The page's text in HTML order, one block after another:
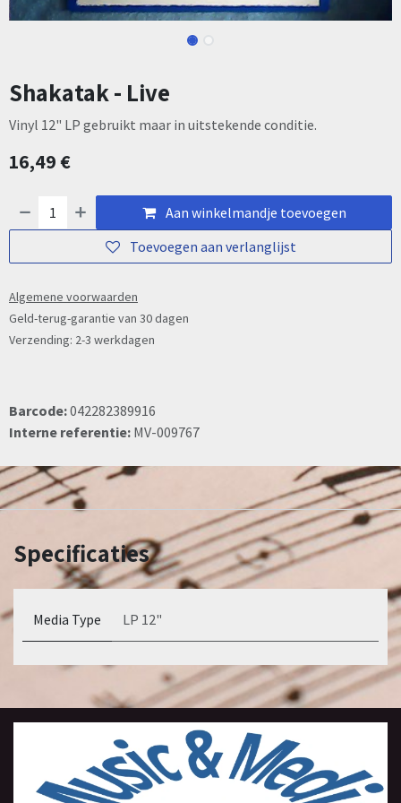
Shakatak - Live
Vinyl 12" LP gebruikt maar in uitstekende conditie.
16,49€
Aan winkelmandje toevoegen
Toevoegen aan verlanglijst
Algemene voorwaarden
Geld-terug-garantie van 30 dagen
Verzending: 2-3 werkdagen
Barcode:042282389916
Interne referentie: MV-009767
Specificaties
Media Type LP 12"